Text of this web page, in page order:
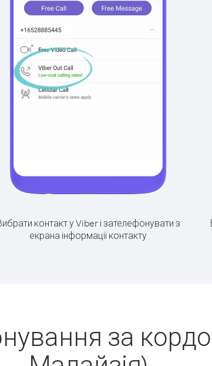
контакт у Viber і зателефонувати з
екрана інформації контакту
за